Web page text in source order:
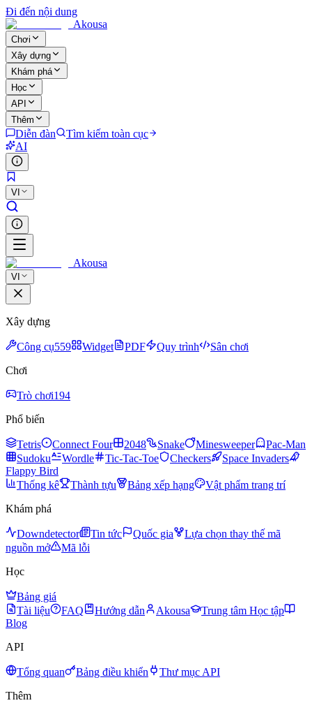
Đi đến nội dung
Akousa
Chơi
Xây dựng
Khám phá
Học
API
Thêm
Diễn đàn
Tìm kiếm toàn cục
AI
VI
Akousa
VI
Xây dựng
Công cụ559 Widget PDF Quy trình
Sân chơi
Chơi
Trò chơi194
Phổ biến
Tetris Connect Four 2048 Snake Minesweeper
Pac-Man
Sudoku
Wordle Tic-Tac-Toe Checkers
Space Invaders
Flappy Bird
Thống kê
Thành tựu Bảng xếp hạng
Vật phẩm trang trí
Khám phá
Downdetector Tin tức Quốc gia
Lựa chọn thay thế mã
nguồn mở
Mã lỗi
Học
Bảng giá
Tài liệu
FAQ Hướng dẫn Akousa
Trung tâm Học tập
Blog
API
Tổng quan Bảng điều khiển
Thư mục API
Thêm